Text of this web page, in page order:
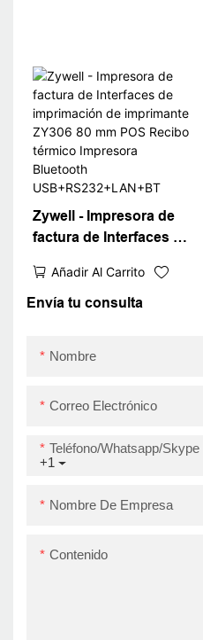
Zywell - Impresora de
factura de Interfaces de
imprimante ZY306 80
mm POS Recibo
USB+RS232+LAN+BT
Añadir Al Carrito
Envía tu consulta
Nombre
Correo Electrónico
+1
Teléfono/whatsapp/skype
Nombre De Empresa
Contenido